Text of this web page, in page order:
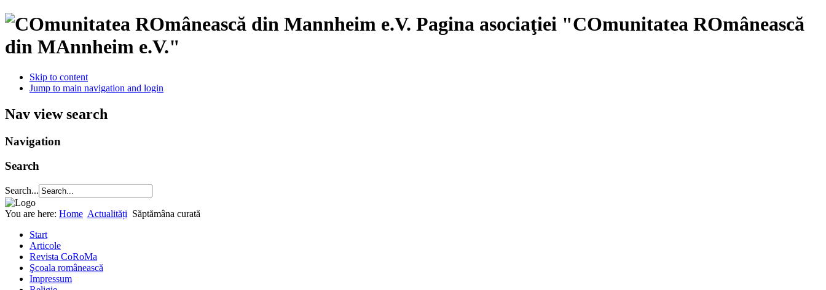
Pagina asociaţiei "COmunitatea ROmânească
din MAnnheim e.V."
Skip to content
Jump to main navigation and login
Nav view search
Navigation
Search
Search...
You are here: Home Actualități Săptămâna curată
Start
Articole
Revista CoRoMa
Şcoala românească
Impressum